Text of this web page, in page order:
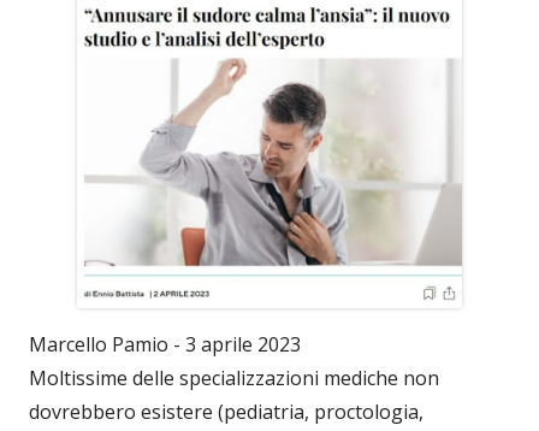
Marcello Pamio - 3 aprile 2023
Moltissime delle specializzazioni mediche non
dovrebbero esistere (pediatria, proctologia,